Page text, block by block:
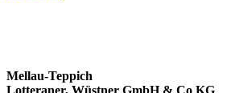
Mellau-Teppich